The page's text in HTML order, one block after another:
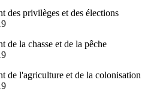
des privilèges et des élections
de la chasse et de la pêche
de l'agriculture et de la colonisation